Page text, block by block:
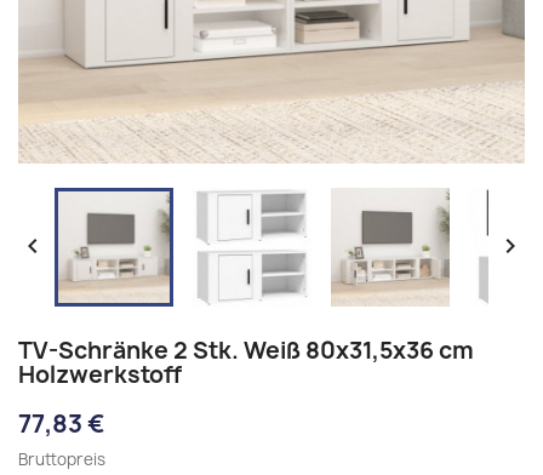
 
TV-Schränke 2 Stk. Weiß 80x31,5x36 cm
Holzwerkstoff
77,83 €
Bruttopreis